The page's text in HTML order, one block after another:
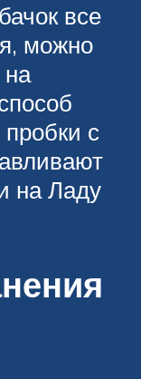
все
можно
с
на Ладу